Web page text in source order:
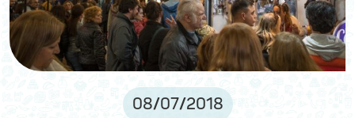
08/07/2018